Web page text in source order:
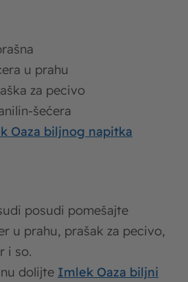
u prahu
za pecivo
šećera
Oaza biljnog napitka
posudi pomešajte
u prahu, prašak za pecivo,
i so.
dolijte Imlek Oaza biljni